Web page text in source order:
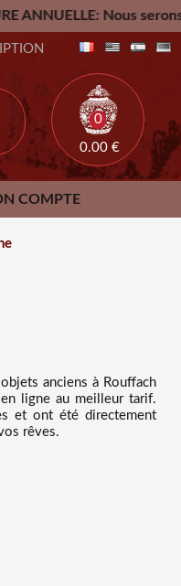
serons fermés du
0
0.00 €
COMPTE
objets anciens à Rouffach
ligne au meilleur tarif.
et ont été directement
rêves.